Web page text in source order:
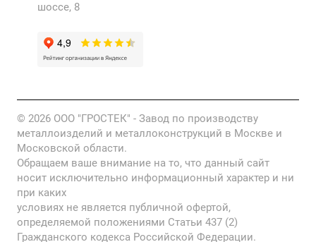
шоссе, 8
© 2026 ООО "ГРОСТЕК" - Завод по производству
металлоизделий и металлоконструкций в Москве и
Московской области.
Обращаем ваше внимание на то, что данный сайт
носит исключительно информационный характер и ни
при каких
условиях не является публичной офертой,
определяемой положениями Статьи 437 (2)
Гражданского кодекса Российской Федерации.